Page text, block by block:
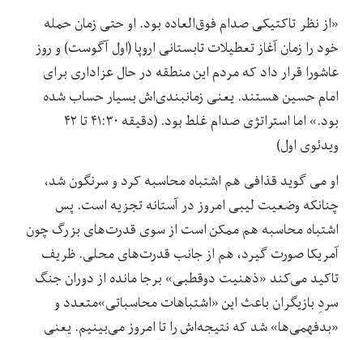
«از نظر تاکتیکی صدام فوق‌العاده بود. او حتی زمان حمله
خود را زمان آغاز تعطیلات تابستانی اروپا (اول آگوست) و روز
عاشورا قرار داد که مردم این منطقه در حال عزاداری برای
امام حسین هستند. یعنی زمانبندی‌اش بسیار حساب شده
بود.» اما استراتژی صدام غلط بود. (دقیقه ۴۱:۳۰ تا ۴۲
ویدئوی اول)
او می گوید قذافی هم اشتباه محاسبه کرد و سرنگون شد،
چنانکه وضعیت لیبی امروز در آستانه تجزیه است. پس
اشتباه محاسبه هم ممکن است از سوی قدرت‌های بزرگ چون
آمریکا صورت گیرد، هم از جانب قدرت‌های محلی. ظریف
تاکید می‌کند «ذهنیت دوقطبی» برجا مانده از دوران جنگ
سردِ بازیگران باعث این «اشتباهات محاسباتی»متعدد و
«بدفهمی‌ها» شد که نتیجه‌اش را تا امروز می‌بینیم. یعنی